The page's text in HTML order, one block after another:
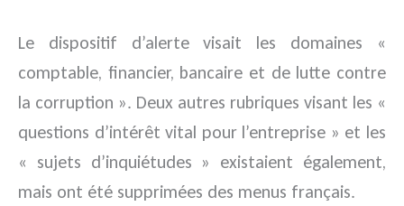
Le dispositif d’alerte visait les domaines «
comptable, financier, bancaire et de lutte contre
la corruption ». Deux autres rubriques visant les «
questions d’intérêt vital pour l’entreprise » et les
« sujets d’inquiétudes » existaient également,
mais ont été supprimées des menus français.